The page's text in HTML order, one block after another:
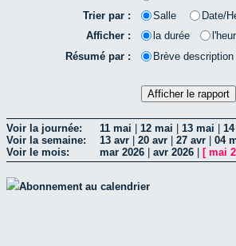
Trier par : Salle
Date/
Afficher :
la durée
Résumé par :
Brève description
Voir la journée: 11 mai 12 mai 13 mai
Voir la semaine:
13 avr 20 avr 27 avr 04
Voir le mois:
mar 2026 avr 2026 [ mai
Abonnement au calendrier